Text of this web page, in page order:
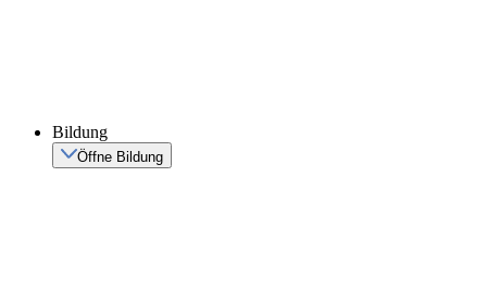
Bildung
Öffne Bildung